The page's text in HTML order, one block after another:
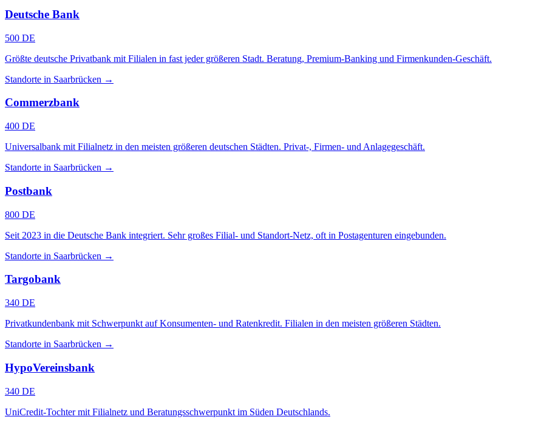
Deutsche Bank
500 DE
Größte deutsche Privatbank mit Filialen in fast jeder größeren Stadt. Beratung, Premium-Banking und Firmenkunden-Geschäft.
Standorte in Saarbrücken →
Commerzbank
400 DE
Universalbank mit Filialnetz in den meisten größeren deutschen Städten. Privat-, Firmen- und Anlagegeschäft.
Standorte in Saarbrücken →
Postbank
800 DE
Seit 2023 in die Deutsche Bank integriert. Sehr großes Filial- und Standort-Netz, oft in Postagenturen eingebunden.
Standorte in Saarbrücken →
Targobank
340 DE
Privatkundenbank mit Schwerpunkt auf Konsumenten- und Ratenkredit. Filialen in den meisten größeren Städten.
Standorte in Saarbrücken →
HypoVereinsbank
340 DE
UniCredit-Tochter mit Filialnetz und Beratungsschwerpunkt im Süden Deutschlands.